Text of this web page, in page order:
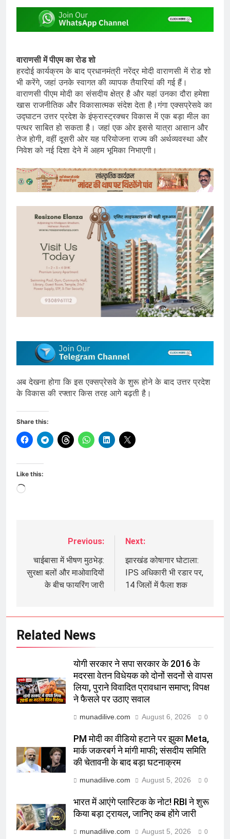
वाराणसी में पीएम का रोड शो
हरदोई कार्यक्रम के बाद प्रधानमंत्री नरेंद्र मोदी वाराणसी में रोड शो
भी करेंगे, जहां उनके स्वागत की व्यापक तैयारियां की गई हैं।
वाराणसी पीएम मोदी का संसदीय क्षेत्र है और यहां उनका दौरा हमेशा
खास राजनीतिक और विकासात्मक संदेश देता है।गंगा एक्सप्रेसवे का
उद्घाटन उत्तर प्रदेश के इंफ्रास्ट्रक्चर विकास में एक बड़ा मील का
पत्थर साबित हो सकता है। जहां एक ओर इससे यात्रा आसान और
तेज होगी, वहीं दूसरी ओर यह परियोजना राज्य की अर्थव्यवस्था और
निवेश को नई दिशा देने में अहम भूमिका निभाएगी।
अब देखना होगा कि इस एक्सप्रेसवे के शुरू होने के बाद उत्तर प्रदेश
के विकास की रफ्तार किस तरह आगे बढ़ती है।
Share this:
Like this:
Loading…
navigation
Previous:
चाईबासा में भीषण मुठभेड़:
सुरक्षा बलों और माओवादियों
के बीच फायरिंग जारी
Next:
झारखंड कोषागार घोटाला:
IPS अधिकारी भी रडार पर,
14 जिलों में फैला शक
Related News
योगी सरकार ने सपा सरकार के 2016 के
मदरसा वेतन विधेयक को दोनों सदनों से वापस
लिया, पुराने विवादित प्रावधान समाप्त; विपक्ष
ने फैसले पर उठाए सवाल
munadilive.com August 6, 2026 0
PM मोदी का वीडियो हटाने पर झुका Meta,
मार्क जकरबर्ग ने मांगी माफी; संसदीय समिति
की चेतावनी के बाद बड़ा घटनाक्रम
munadilive.com August 5, 2026 0
भारत में आएंगे प्लास्टिक के नोट! RBI ने शुरू
किया बड़ा ट्रायल, जानिए कब होंगे जारी
munadilive.com August 5, 2026 0